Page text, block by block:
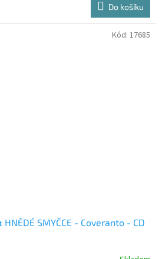
Do košíku
HNĚDÉ SMYČCE - Coveranto - CD
Kód: 17685